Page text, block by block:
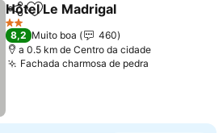
PartilharAdicionar aos favoritos
Hôtel Le Madrigal
2 Estrelas
8,2 Muito boa
460
a 0.5 km de Centro da cidade
Fachada charmosa de pedra